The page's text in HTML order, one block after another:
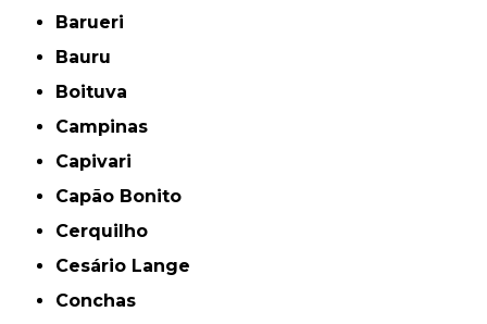
Barueri
Bauru
Boituva
Campinas
Capivari
Capão Bonito
Cerquilho
Cesário Lange
Conchas